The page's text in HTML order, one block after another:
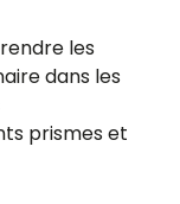
les
dans les
prismes et